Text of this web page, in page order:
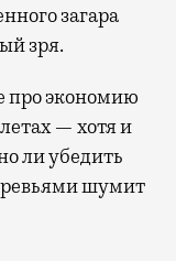
загара
зря.
про экономию
— хотя и
ли убедить
шумит